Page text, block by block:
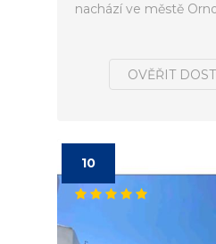
nachází ve městě
OVĚŘIT
10